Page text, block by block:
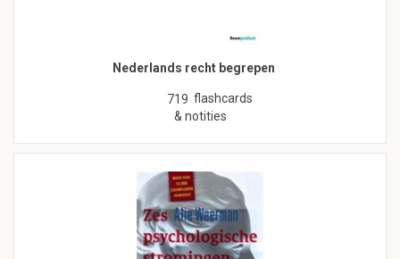
Nederlands recht begrepen
719 flashcards
& notities